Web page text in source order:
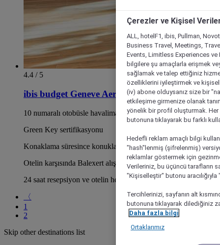
4.4 / 5
ibis budget Geneve Aeroport
10 numaralı otobüsle havalimanına 7 dakikalık mesafede
Green Key sertifikasyonu
Konaklama süresince konuklara toplu taşıma biletleri sunulur
Otelin karşısında Balexert alışveriş merkezi bulunur
24 saat resepsiyon ve otelin her yerinde ücretsiz WiFi
〈
1
2
Skip other destinations list
Çerezler ve Kişisel
ALL, hotelF1, ibis, Pullman,
Business Travel, Meetings,
Events, Limitless Experiences
bilgilere şu amaçlarla erişmek
sağlamak ve talep ettiğiniz
özelliklerini iyileştirmek ve
(iv) abone olduysanız size bir
etkileşime girmenize olanak
yönelik bir profil oluşturmak.
butonuna tıklayarak bu farklı
Hedefli reklam amaçlı bilgi
"hash"lenmiş (şifrelenmiş)
reklamlar göstermek için
Verileriniz, bu üçüncü tarafların
"Kişiselleştir" butonu
Tercihlerinizi, sayfanın alt
butonuna tıklayarak dilediğiniz
Daha fazla bilgi
Ortaklarımız